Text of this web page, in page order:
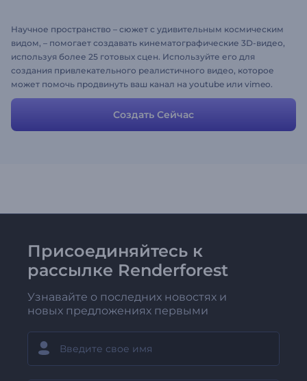
Научное пространство – сюжет с удивительным космическим
видом, – помогает создавать кинематографические 3D-видео,
используя более 25 готовых сцен. Используйте его для
создания привлекательного реалистичного видео, которое
может помочь продвинуть ваш канал на youtube или vimeo.
Создать Сейчас
Присоединяйтесь к
рассылке Renderforest
Узнавайте о последних новостях и
новых предложениях первыми